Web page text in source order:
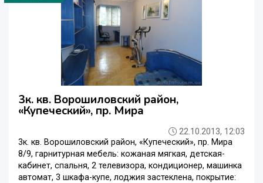
3к. кв. Ворошиловский район,
«Купеческий», пр. Мира
22.10.2013, 12:03
3к. кв. Ворошиловский район, «Купеческий», пр. Мира
8/9, гарнитурная мебель: кожаная мягкая, детская-
кабинет, спальня, 2 телевизора, кондиционер, машинка
автомат, 3 шкафа-купе, лоджия застеклена, покрытие: